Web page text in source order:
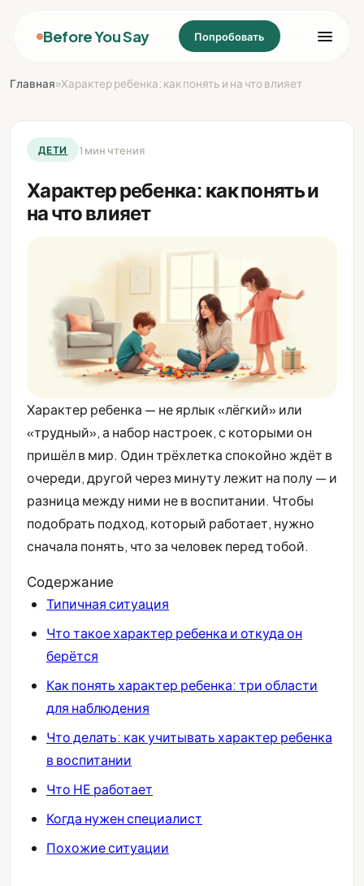
Before You Say Попробовать
Главная»Характер ребенка: как понять и на что влияет
ДЕТИ 1 мин чтения
Характер ребенка: как понять и
на что влияет
Характер ребенка — не ярлык «лёгкий» или
«трудный», а набор настроек, с которыми он
пришёл в мир. Один трёхлетка спокойно ждёт в
очереди, другой через минуту лежит на полу — и
разница между ними не в воспитании. Чтобы
подобрать подход, который работает, нужно
сначала понять, что за человек перед тобой.
Содержание
Типичная ситуация
Что такое характер ребенка и откуда он
берётся
Как понять характер ребенка: три области
для наблюдения
Что делать: как учитывать характер ребенка
в воспитании
Что НЕ работает
Когда нужен специалист
Похожие ситуации